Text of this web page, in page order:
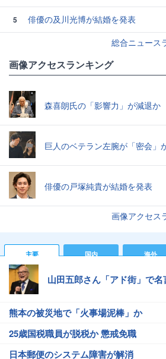
5
俳優の及川光博が結婚を発表
総合ニュース
画像アクセスランキング
森喜朗氏の「影響力」が減退か
巨人のベテラン左腕が「密会」
俳優の戸塚純貴が結婚を発表
画像アクセス
主要 国内 海外
山田五郎さん「アド街」で名
熊本の被災地で「火事場泥棒」か
25歳国税職員が脱税か 懲戒免職
日本郵便のシステム障害が解消